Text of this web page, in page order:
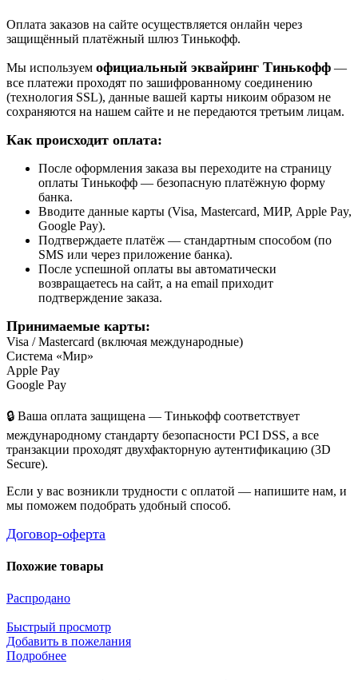
Оплата заказов на сайте осуществляется онлайн через
защищённый платёжный шлюз Тинькофф.
Мы используем официальный эквайринг Тинькофф —
все платежи проходят по зашифрованному соединению
(технология SSL), данные вашей карты никоим образом не
сохраняются на нашем сайте и не передаются третьим лицам.
Как происходит оплата:
После оформления заказа вы переходите на страницу
оплаты Тинькофф — безопасную платёжную форму
банка.
Вводите данные карты (Visa, Mastercard, МИР, Apple Pay,
Google Pay).
Подтверждаете платёж — стандартным способом (по
SMS или через приложение банка).
После успешной оплаты вы автоматически
возвращаетесь на сайт, а на email приходит
подтверждение заказа.
Принимаемые карты:
Visa / Mastercard (включая международные)
Система «Мир»
Apple Pay
Google Pay
🔒 Ваша оплата защищена — Тинькофф соответствует
международному стандарту безопасности PCI DSS, а все
транзакции проходят двухфакторную аутентификацию (3D
Secure).
Если у вас возникли трудности с оплатой — напишите нам, и
мы поможем подобрать удобный способ.
Договор-оферта
Похожие товары
Распродано
Быстрый просмотр
Добавить в пожелания
Подробнее